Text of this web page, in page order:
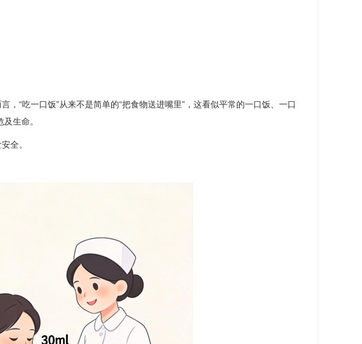
“吃一口饭”从来不是简单的“把食物送进嘴里”，这看似平常的一口饭、一口
生命。
全。